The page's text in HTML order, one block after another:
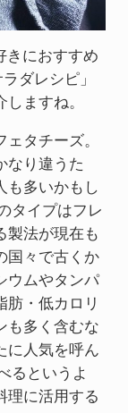
きにおすすめ
ダレシピ」
ますね。
タチーズ。
なり違うた
も多いかもし
タイプはフレ
製法が現在も
国々で古くか
ウムやタンパ
肪・低カロリ
も多く含むな
に人気を呼ん
るというよ
理に活用する